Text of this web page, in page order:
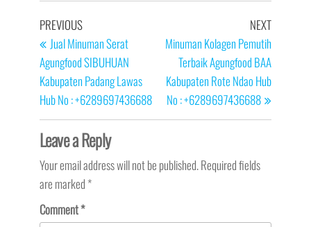
Post
navigation
Previous
Post
PREVIOUS
Jual Minuman Serat
Agungfood SIBUHUAN
Kabupaten Padang Lawas
Hub No : +6289697436688
Next
Post
NEXT
Minuman Kolagen Pemutih
Terbaik Agungfood BAA
Kabupaten Rote Ndao Hub
No : +6289697436688
Leave a Reply
Your email address will not be published.Required fields
are marked*
Comment*